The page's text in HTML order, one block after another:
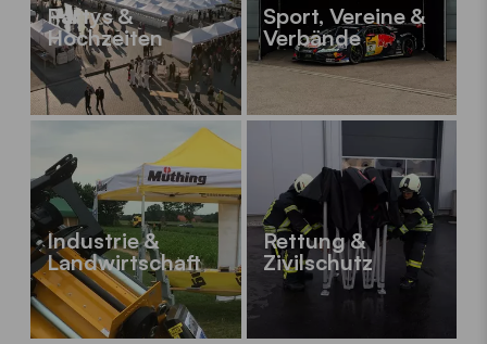
Partys &
Hochzeiten
Sport, Vereine &
Verbände
Industrie &
Landwirtschaft
Rettung &
Zivilschutz